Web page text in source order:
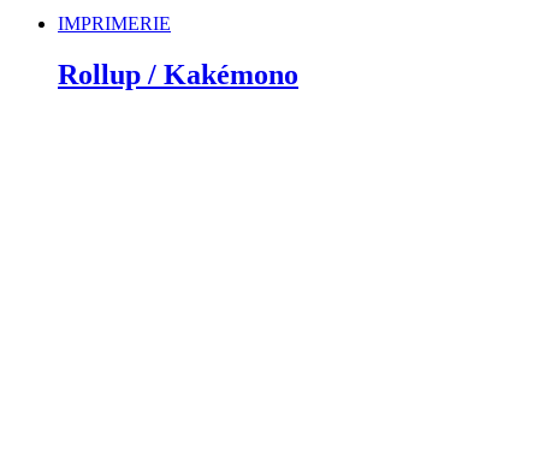
IMPRIMERIE
Rollup / Kakémono